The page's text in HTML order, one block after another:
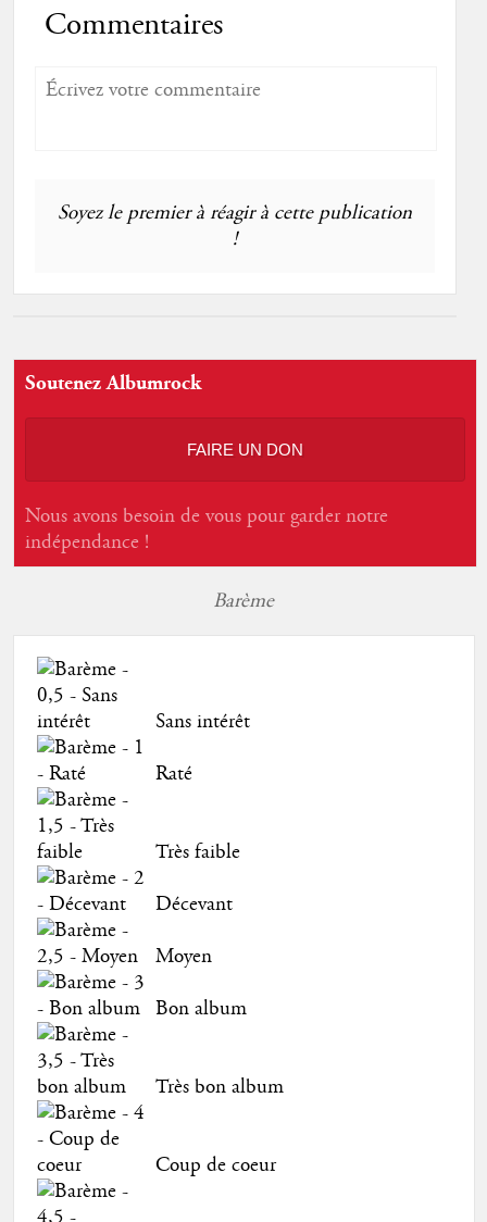
Commentaires
Soyez le premier à réagir à cette publication
!
Soutenez Albumrock
FAIRE UN DON
Nous avons besoin de vous pour garder notre
indépendance !
Barème
Sans intérêt
Raté
Très faible
Décevant
Moyen
Bon album
Très bon album
Coup de coeur